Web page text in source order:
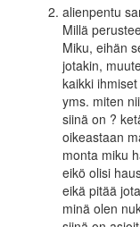
alienpentu
Millä
Miku, eihän
jotakin,
kaikki
yms. miten
siinä on ?
oikeastaan
monta miku
eikö olisi
eikä pitää
minä olen